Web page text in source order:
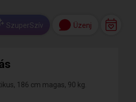
SzuperSzív Üzenj
186 cm magas, 90 kg.